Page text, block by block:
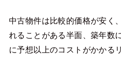
中古物件は比較的価格が安く
れることがある半面、築年数
に予想以上のコストがかかる